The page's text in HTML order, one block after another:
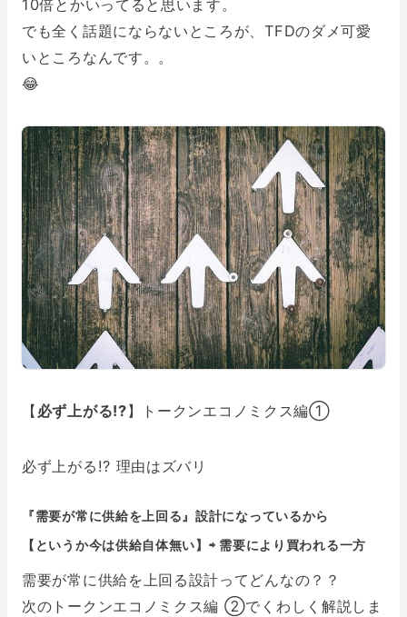
10倍とかいってると思います。
でも全く話題にならないところが、TFDのダメ可愛
いところなんです。。
😂
【 必ず上がる!?】トークンエコノミクス編①
必ず上がる!? 理由はズバリ
『需要が常に供給を上回る』設計になっているから
【 というか今は供給自体無い】⇨ 需要により買われる一方
需要が常に供給を上回る設計ってどんなの？？
次のトークンエコノミクス編 ②でくわしく解説しま